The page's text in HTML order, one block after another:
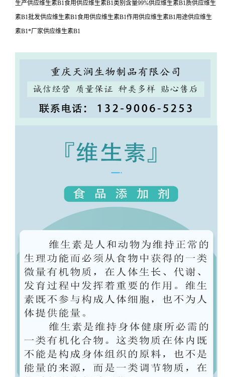
生产供应维生素B1食用供应维生素B1类别含量99%供应维生素B1质供应维生
素B1批发供应维生素B1食用供应维生素B1作用供应维生素B1用途供应维生
素B1*厂家供应维生素B1